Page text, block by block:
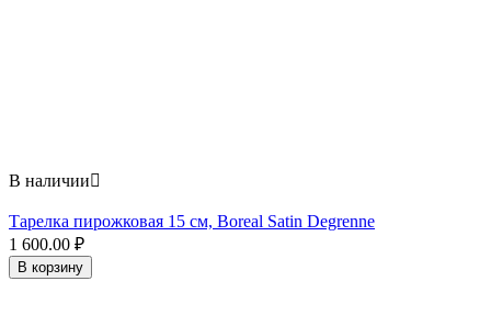
В наличии
Тарелка пирожковая 15 см, Boreal Satin Degrenne
1 600.00 ₽
В корзину